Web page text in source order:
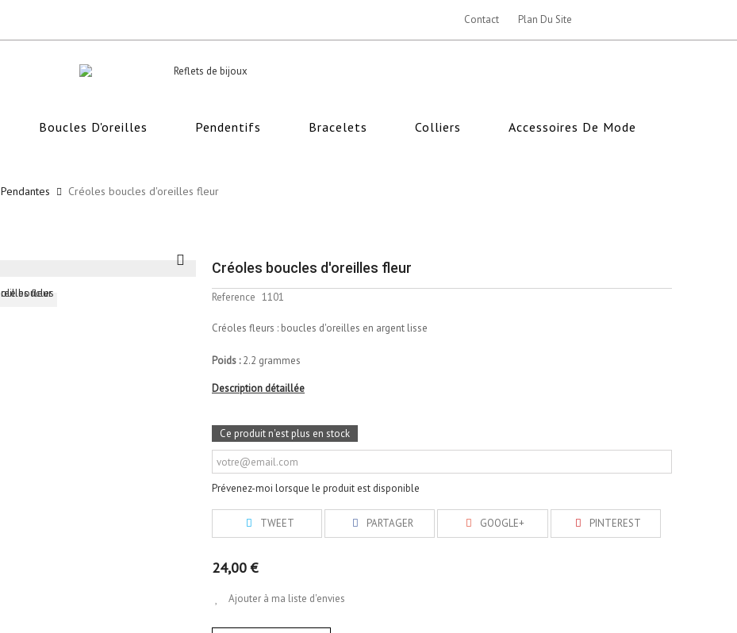
Contact Plan Du Site
Boucles D'oreilles Pendentifs Bracelets Colliers Accessoires De Mode
Pendantes Créoles boucles d'oreilles fleur
Créoles boucles d'oreilles fleur
Reference 1101
Créoles fleurs : boucles d'oreilles en argent lisse
Poids :2.2 grammes
Description détaillée
Ce produit n'est plus en stock
Prévenez-moi lorsque le produit est disponible
TWEET PARTAGER GOOGLE+ PINTEREST
24,00 €
Ajouter à ma liste d'envies